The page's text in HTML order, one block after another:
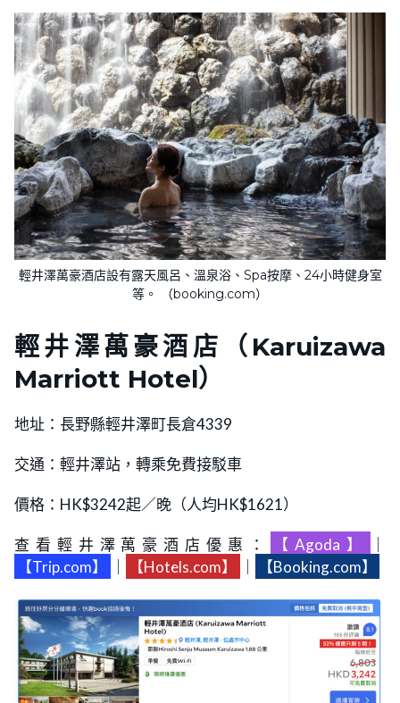
輕井澤萬豪酒店設有露天風呂、溫泉浴、Spa按摩、24小時健身室
等。 （booking.com）
輕井澤萬豪酒店（Karuizawa
Marriott Hotel）
地址：長野縣輕井澤町長倉4339
交通：輕井澤站，轉乘免費接駁車
價格：HK$3242起／晚（人均HK$1621）
查看輕井澤萬豪酒店優惠： 【Agoda】
【Trip.com】
【Hotels.com】 【Booking.com】